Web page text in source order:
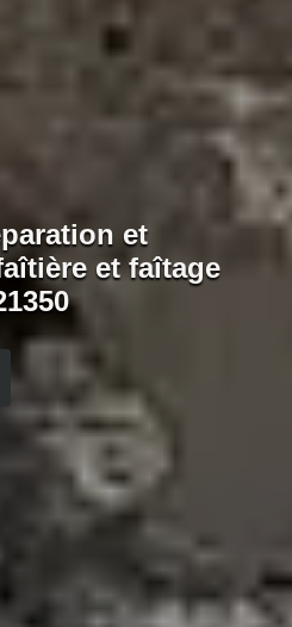
et
et faîtage